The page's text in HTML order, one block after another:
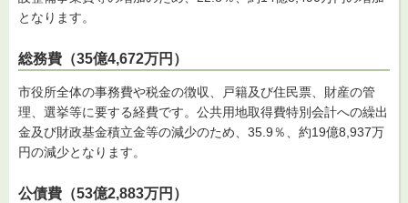
となります。
総務費（35億4,672万円）
市役所全体の事務費や税金の徴収、戸籍及び住民票、財産の管
理、選挙等に要する経費です。公共用地取得費特別会計への繰出
金及び財政基金積立金等の減少のため、35.9％、約19億8,937万
円の減少となります。
公債費（53億2,883万円）